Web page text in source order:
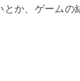
か、ゲーム